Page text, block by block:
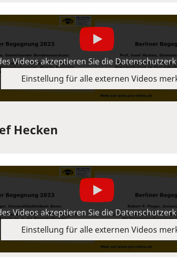
Hecken
Videos akzeptieren Sie die
Einstellung für alle externen Videos
Videos akzeptieren Sie die
Einstellung für alle externen Videos